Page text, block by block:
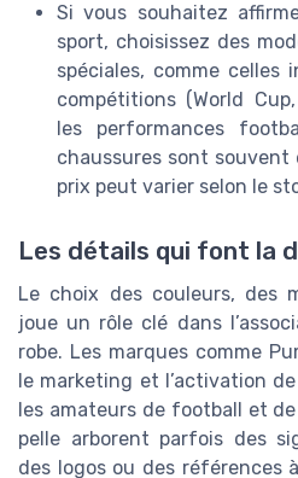
Si vous souhaitez
sport, choisissez des
spéciales, comme celles
compétitions (World
les performances
chaussures sont
prix peut varier selon le
Les détails qui font la
Le choix des couleurs, des
joue un rôle clé dans
robe. Les marques comme
le marketing et l’activation
les amateurs de football et
pelle arborent parfois des
des logos ou des références